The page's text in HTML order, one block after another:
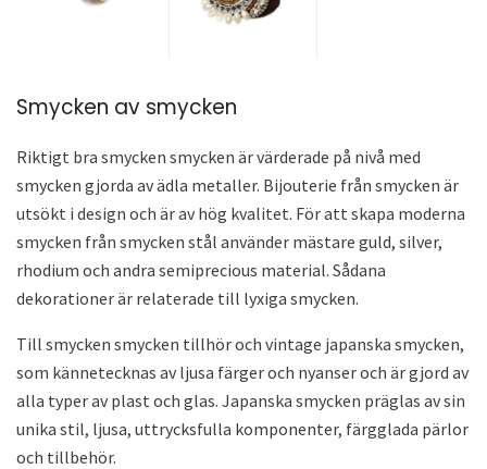
Smycken av smycken
Riktigt bra smycken smycken är värderade på nivå med
smycken gjorda av ädla metaller. Bijouterie från smycken är
utsökt i design och är av hög kvalitet. För att skapa moderna
smycken från smycken stål använder mästare guld, silver,
rhodium och andra semiprecious material. Sådana
dekorationer är relaterade till lyxiga smycken.
Till smycken smycken tillhör och vintage japanska smycken,
som kännetecknas av ljusa färger och nyanser och är gjord av
alla typer av plast och glas. Japanska smycken präglas av sin
unika stil, ljusa, uttrycksfulla komponenter, färgglada pärlor
och tillbehör.